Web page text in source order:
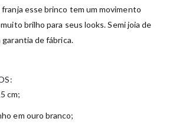
esse brinco tem um movimento
brilho para seus looks. Semi joia de
de fábrica.
cm;
em ouro branco;